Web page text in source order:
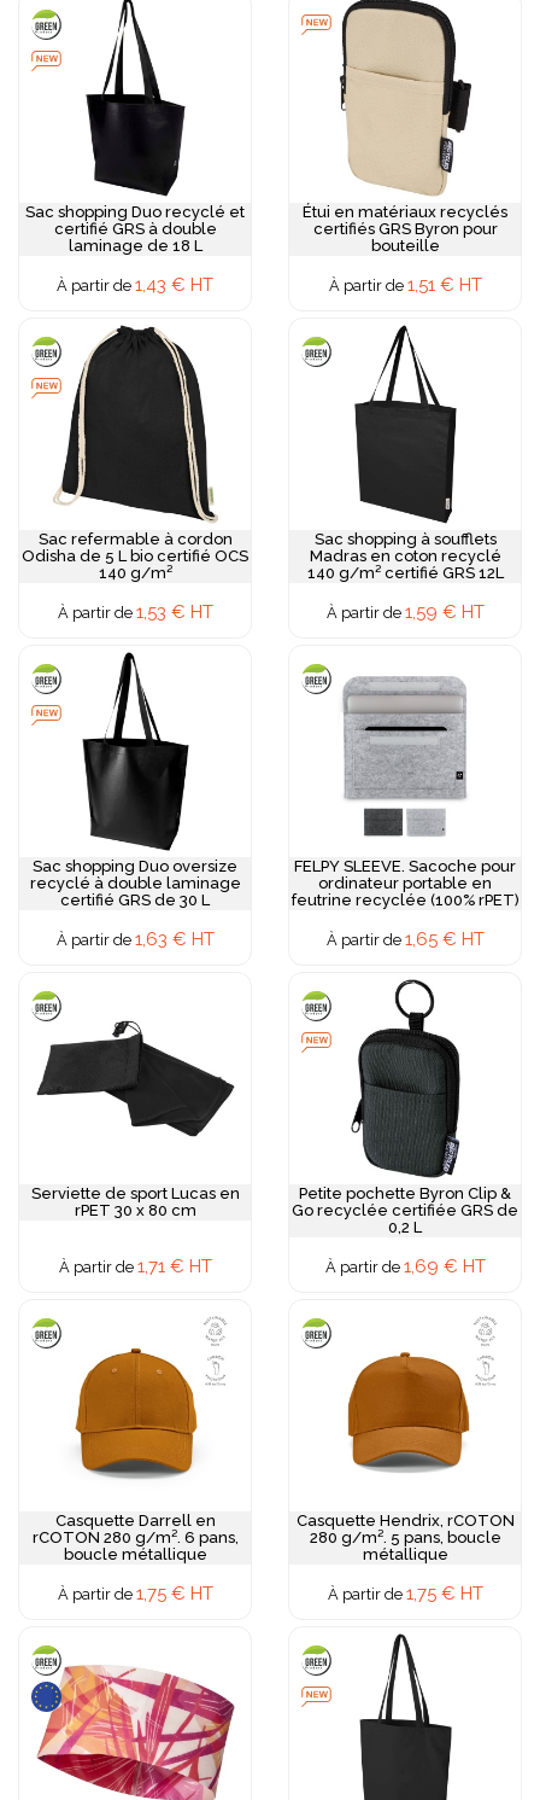
Sac shopping Duo recyclé et
certifié GRS à double
laminage de 18 L
À partir de 1,43 € HT
Étui en matériaux recyclés
certifiés GRS Byron pour
bouteille
À partir de 1,51 € HT
Sac refermable à cordon
Odisha de 5 L bio certifié OCS
140 g/m²
À partir de 1,53 € HT
Sac shopping à soufflets
Madras en coton recyclé
140 g/m² certifié GRS 12L
À partir de 1,59 € HT
Sac shopping Duo oversize
recyclé à double laminage
certifié GRS de 30 L
À partir de 1,63 € HT
FELPY SLEEVE. Sacoche pour
ordinateur portable en
feutrine recyclée (100% rPET)
À partir de 1,65 € HT
Serviette de sport Lucas en
rPET 30 x 80 cm
À partir de 1,71 € HT
Petite pochette Byron Clip &
Go recyclée certifiée GRS de
0,2 L
À partir de 1,69 € HT
Casquette Darrell en
rCOTON 280 g/m². 6 pans,
boucle métallique
À partir de 1,75 € HT
Casquette Hendrix, rCOTON
280 g/m². 5 pans, boucle
métallique
À partir de 1,75 € HT